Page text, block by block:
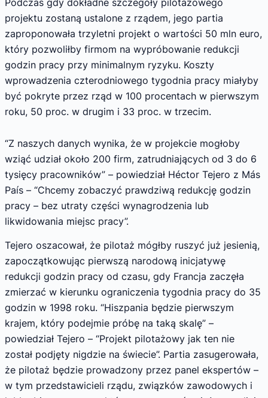
Podczas gdy dokładne szczegóły pilotażowego
projektu zostaną ustalone z rządem, jego partia
zaproponowała trzyletni projekt o wartości 50 mln euro,
który pozwoliłby firmom na wypróbowanie redukcji
godzin pracy przy minimalnym ryzyku. Koszty
wprowadzenia czterodniowego tygodnia pracy miałyby
być pokryte przez rząd w 100 procentach w pierwszym
roku, 50 proc. w drugim i 33 proc. w trzecim.
“Z naszych danych wynika, że w projekcie mogłoby
wziąć udział około 200 firm, zatrudniających od 3 do 6
tysięcy pracowników” – powiedział Héctor Tejero z Más
País – “Chcemy zobaczyć prawdziwą redukcję godzin
pracy – bez utraty części wynagrodzenia lub
likwidowania miejsc pracy”.
Tejero oszacował, że pilotaż mógłby ruszyć już jesienią,
zapoczątkowując pierwszą narodową inicjatywę
redukcji godzin pracy od czasu, gdy Francja zaczęła
zmierzać w kierunku ograniczenia tygodnia pracy do 35
godzin w 1998 roku. “Hiszpania będzie pierwszym
krajem, który podejmie próbę na taką skalę” –
powiedział Tejero – “Projekt pilotażowy jak ten nie
został podjęty nigdzie na świecie”. Partia zasugerowała,
że pilotaż będzie prowadzony przez panel ekspertów –
w tym przedstawicieli rządu, związków zawodowych i